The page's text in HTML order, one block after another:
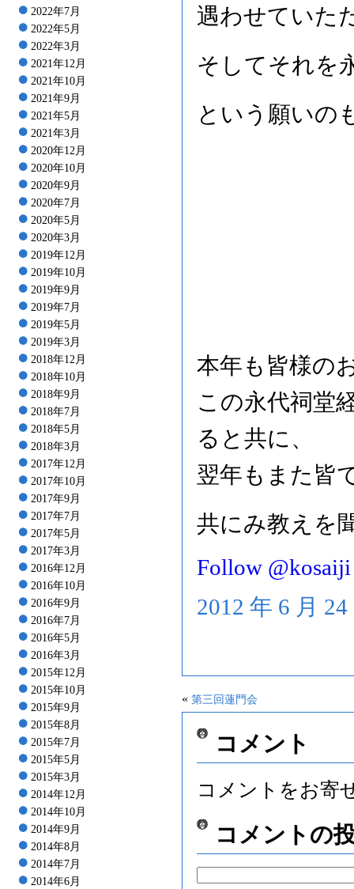
2022年7月
2022年5月
2022年3月
2021年12月
2021年10月
2021年9月
2021年5月
2021年3月
2020年12月
2020年10月
2020年9月
2020年7月
2020年5月
2020年3月
2019年12月
2019年10月
2019年9月
2019年7月
2019年5月
2019年3月
2018年12月
2018年10月
2018年9月
2018年7月
2018年5月
2018年3月
2017年12月
2017年10月
2017年9月
2017年7月
2017年5月
2017年3月
2016年12月
2016年10月
2016年9月
2016年7月
2016年5月
2016年3月
2015年12月
2015年10月
2015年9月
2015年8月
2015年7月
2015年5月
2015年3月
2014年12月
2014年10月
2014年9月
2014年8月
2014年7月
2014年6月
遇わせていた
そしてそれを
という願いの
本年も皆様の
この永代祠堂
ると共に、
翌年もまた皆
共にみ教えを
Follow @kosaiji
2012 年 6 月
« 第三回蓮門会
コメント
コメントをお寄
コメントの